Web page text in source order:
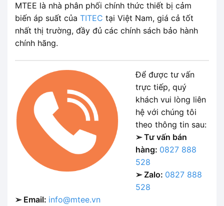
MTEE là nhà phân phối chính thức thiết bị cảm
biến áp suất của TITEC tại Việt Nam, giá cả tốt
nhất thị trường, đầy đủ các chính sách bảo hành
chính hãng.
Để được tư vấn
trực tiếp, quý
khách vui lòng liên
hệ với chúng tôi
theo thông tin sau:
➢ Tư vấn bán
hàng: 0827 888
528
➢ Zalo: 0827 888
528
➢ Email: info@mtee.vn